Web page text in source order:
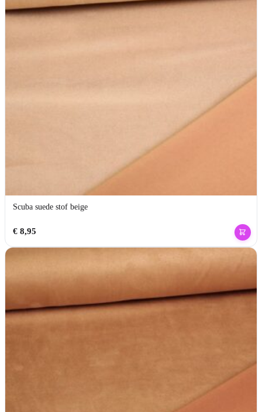
Scuba suede stof beige
€8,95